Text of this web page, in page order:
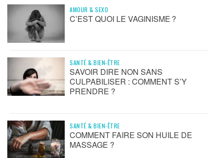
AMOUR & SEXO
C’EST QUOI LE VAGINISME ?
SANTÉ & BIEN-ÊTRE
SAVOIR DIRE NON SANS
CULPABILISER : COMMENT S’Y
PRENDRE ?
SANTÉ & BIEN-ÊTRE
COMMENT FAIRE SON HUILE DE
MASSAGE ?